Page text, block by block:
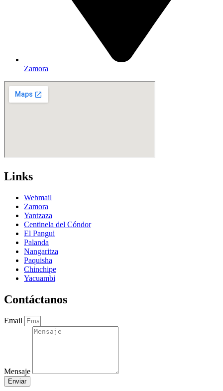
Zamora
Links
Webmail
Zamora
Yantzaza
Centinela del Cóndor
El Pangui
Palanda
Nangaritza
Paquisha
Chinchipe
Yacuambi
Contáctanos
Email
Mensaje
Enviar